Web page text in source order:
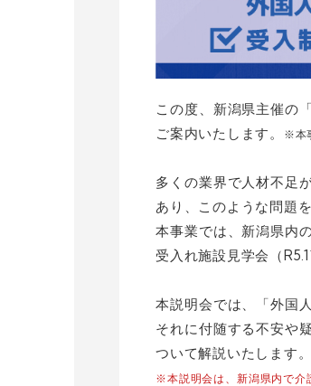
この度、新潟県主催の
ご案内いたします。
※本
多くの業界で人材不足
あり、このような問題
本事業では、新潟県内
受入れ施設見学会（
本説明会では、「外国
それに付随する不安や
ついて解説いたします。
※本説明会は、新潟県内で介